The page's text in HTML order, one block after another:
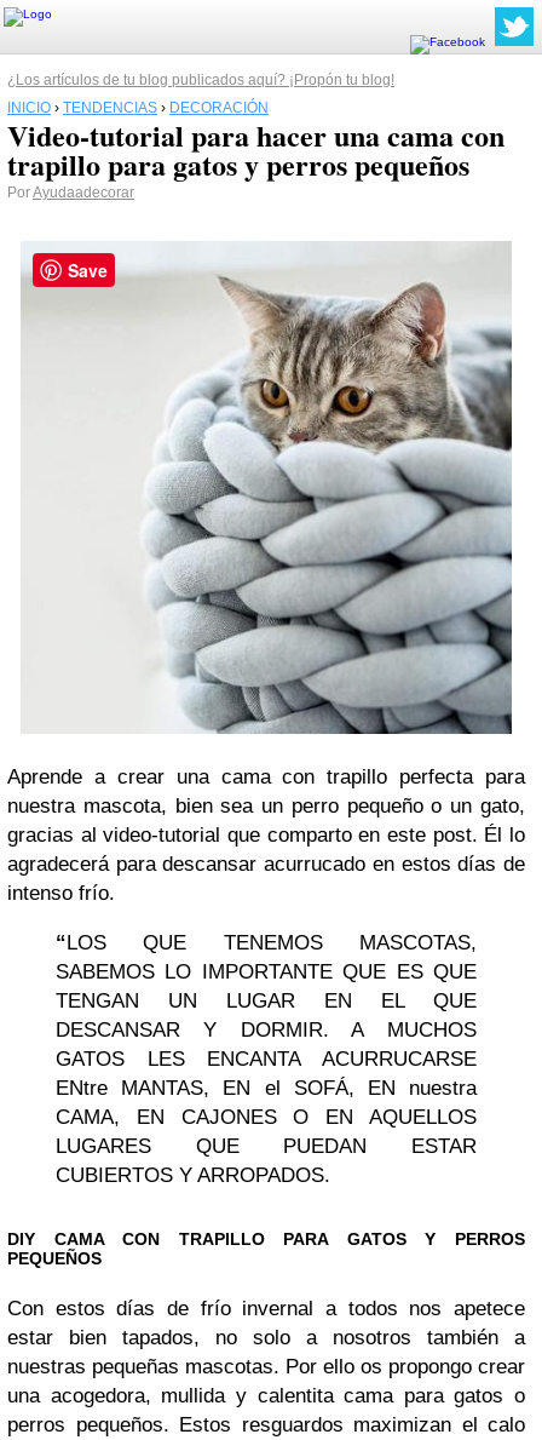
¿Los artículos de tu blog publicados aquí? ¡Propón tu blog!
INICIO › TENDENCIAS › DECORACIÓN
Video-tutorial para hacer una cama con
trapillo para gatos y perros pequeños
PorAyudaadecorar
Aprende a crear una cama con trapillo perfecta para
nuestra mascota, bien sea un perro pequeño o un gato,
gracias al video-tutorial que comparto en este post. Él lo
agradecerá para descansar acurrucado en estos días de
intenso frío.
“LOS QUE TENEMOS MASCOTAS,
SABEMOS LO IMPORTANTE QUE ESQUE
TENGAN UN LUGAR EN EL QUE
DESCANSAR Y DORMIR. AMUCHOS
GATOS LES ENCANTA ACURRUCARSE
ENtre MANTAS, EN el SOFÁ, EN nuestra
CAMA, EN CAJONES O EN AQUELLOS
LUGARES QUE PUEDAN ESTAR
CUBIERTOS Y ARROPADOS.
DIY CAMA CON TRAPILLO PARA GATOS Y PERROS
PEQUEÑOS
Con estos días de frío invernal a todos nos apetece
estar bien tapados, no solo a nosotros también a
nuestras pequeñas mascotas. Por ello os propongo crear
una acogedora, mullida y calentita cama para gatos o
perros pequeños. Estos resguardos maximizan el calo
Save